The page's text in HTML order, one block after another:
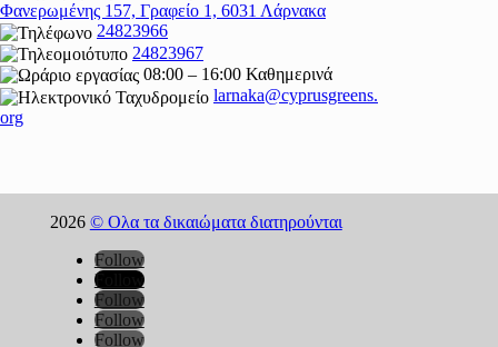
Φανερωμένης 157, Γραφείο 1, 6031 Λάρνακα
24823966
24823967
08:00 – 16:00 Καθημερινά
larnaka@cyprusgreens.
org
2026 © Ολα τα δικαιώματα διατηρούνται
Follow
Follow
Follow
Follow
Follow